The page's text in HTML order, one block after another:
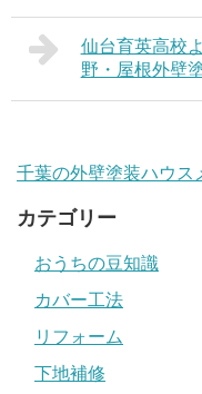
仙台育英高校
野・屋根外壁塗
千葉の外壁塗装ハウス
カテゴリー
おうちの豆知識
カバー工法
リフォーム
下地補修